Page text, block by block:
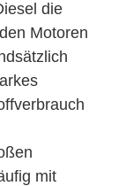
die
Motoren
mit